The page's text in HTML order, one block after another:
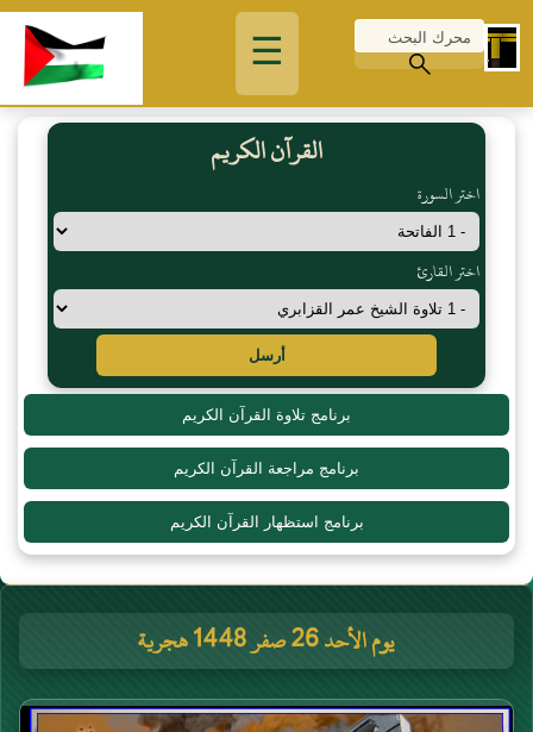
☰
القرآن الكريم
اختر السورة
اختر القارئ
أرسل
برنامج تلاوة القرآن الكريم
برنامج مراجعة القرآن الكريم
برنامج استظهار القرآن الكريم
يوم الأحد 26 صفر 1448 هجرية